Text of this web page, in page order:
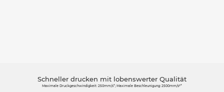
Schneller drucken mit lobenswerter Qualität
Maximale Druckgeschwindigkeit: 250mm/s*; Maximale Beschleunigung: 2500mm/s²*